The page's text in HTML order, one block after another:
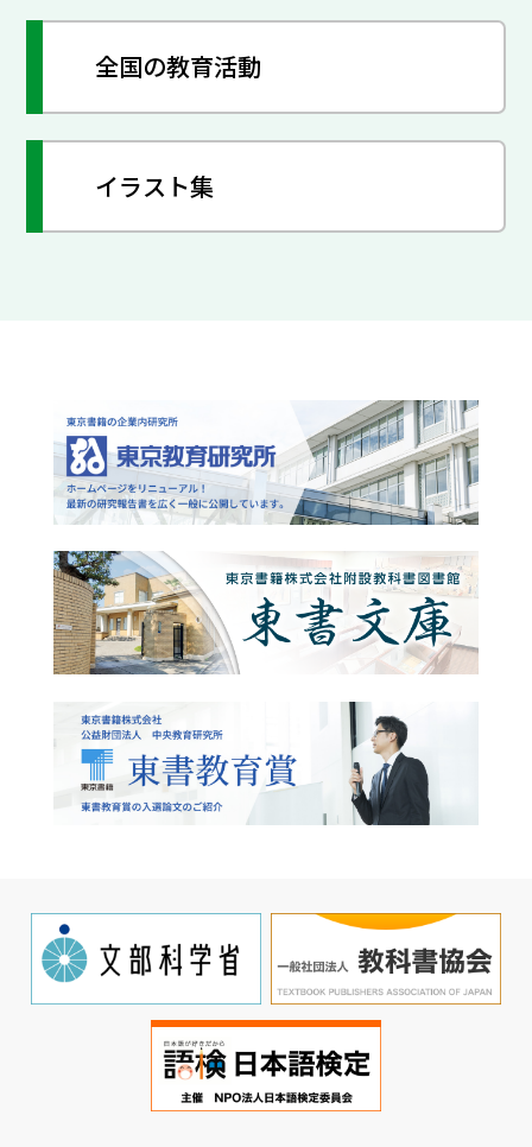
全国の教育活動
イラスト集